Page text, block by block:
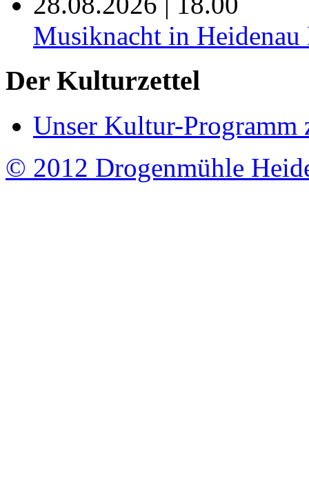
Musiknacht in
Der Kulturzettel
Unser Kultur-Programm
© 2012 Drogenmühle